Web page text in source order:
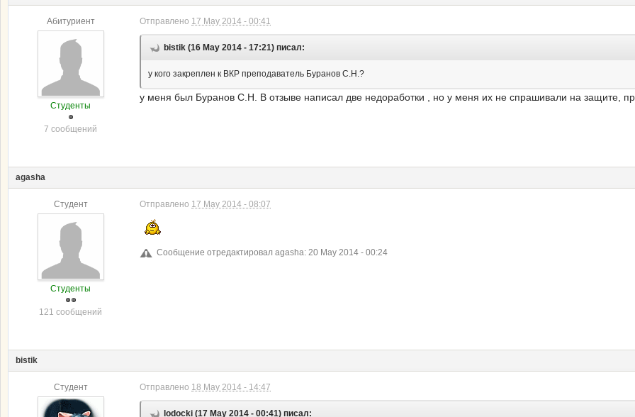
Абитуриент
Студенты
7 сообщений
Отправлено 17 May 2014 - 00:41
bistik (16 May 2014 - 17:21) писал:
у кого закреплен к ВКР преподаватель Буранов С.Н.?
у меня был Буранов С.Н. В отзыве написал две недоработки , но у меня их не спрашивали на защите,
agasha
Студент
Студенты
121 сообщений
Отправлено 17 May 2014 - 08:07
Сообщение отредактировал agasha: 20 May 2014 - 00:24
bistik
Студент Отправлено 18 May 2014 - 14:47
lodocki (17 May 2014 - 00:41) писал: